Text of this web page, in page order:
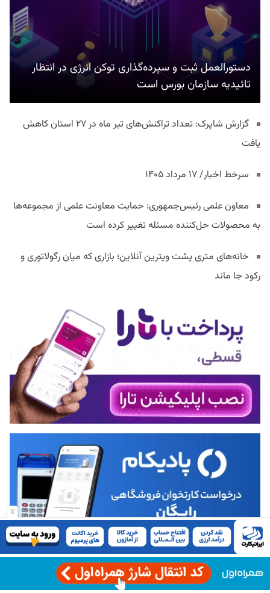
x
دستورالعمل ثبت و سپرده‌گذاری توکن انرژی در انتظار
تائیدیه سازمان بورس است
گزارش شاپرک: تعداد تراکنش‌های تیر ماه در ۲۷ استان‌ کاهش
یافت
سرخط اخبار/ ۱۷ مرداد ۱۴۰۵
معاون علمی رئیس‌جمهوری: حمایت معاونت علمی از مجموعه‌ها
به محصولات حل‌کننده مسئله تغییر کرده است
خانه‌های متری پشت ویترین آنلاین؛ بازاری که میان رگولاتوری و
رکود جا ماند
انتخاب سردبیر